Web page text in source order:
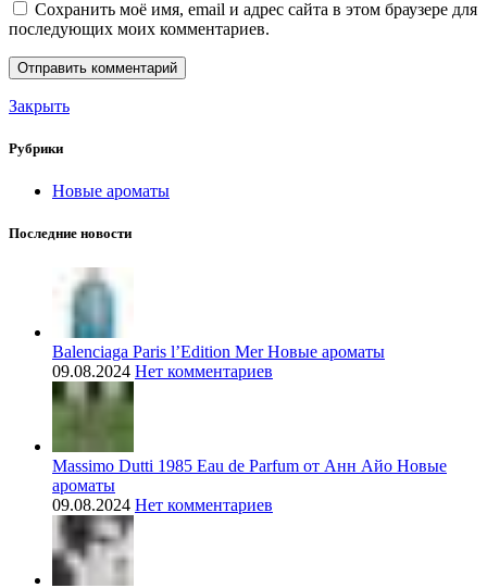
Сохранить моё имя, email и адрес сайта в этом браузере для
последующих моих комментариев.
Закрыть
Рубрики
Новые ароматы
Последние новости
Balenciaga Paris l’Edition Mer Новые ароматы
09.08.2024 Нет комментариев
Massimo Dutti 1985 Eau de Parfum от Анн Айо Новые
ароматы
09.08.2024 Нет комментариев